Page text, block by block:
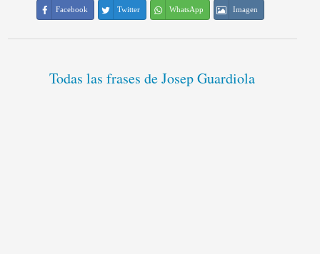
Facebook Twitter WhatsApp Imagen
Todas las frases de Josep Guardiola